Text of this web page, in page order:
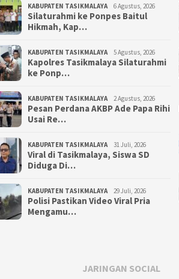
KABUPATEN TASIKMALAYA 6 Agustus, 2026
Silaturahmi ke Ponpes Baitul
Hikmah, Kap…
KABUPATEN TASIKMALAYA 5 Agustus, 2026
Kapolres Tasikmalaya Silaturahmi
ke Ponp…
KABUPATEN TASIKMALAYA 2 Agustus, 2026
Pesan Perdana AKBP Ade Papa Rihi
Usai Re…
KABUPATEN TASIKMALAYA 31 Juli, 2026
Viral di Tasikmalaya, Siswa SD
Diduga Di…
KABUPATEN TASIKMALAYA 29 Juli, 2026
Polisi Pastikan Video Viral Pria
Mengamu…
JARINGAN SOCIAL